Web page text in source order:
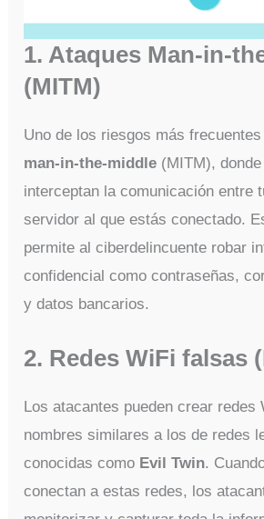
1. Ataques Man-in-
(MITM)
Uno de los riesgos más
man-in-the-middle (MITM),
interceptan la comunicación entre
servidor al que estás conectado.
permite al ciberdelincuente robar
confidencial como contraseñas,
y datos bancarios.
2. Redes WiFi falsas
Los atacantes pueden crear redes
nombres similares a los de redes
conocidas como Evil Twin.
conectan a estas redes, los